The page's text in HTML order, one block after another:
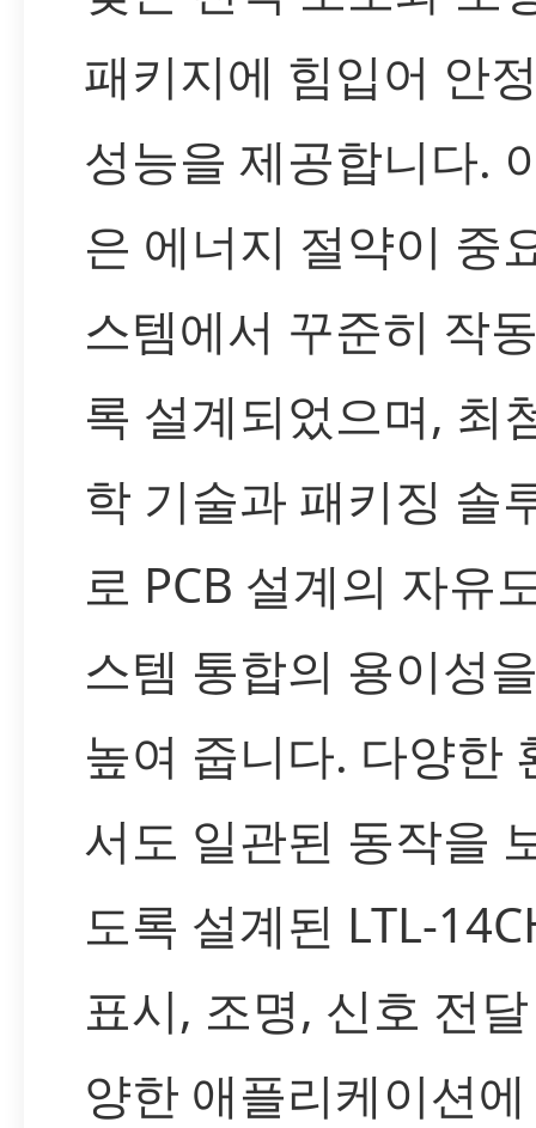
패키지에 힘입어 안
성능을 제공합니다.
은 에너지 절약이 중
스템에서 꾸준히 작
록 설계되었으며, 최
학 기술과 패키징 솔
로 PCB 설계의 자유
스템 통합의 용이성
높여 줍니다. 다양한
서도 일관된 동작을
도록 설계된 LTL-
표시, 조명, 신호 전
양한 애플리케이션